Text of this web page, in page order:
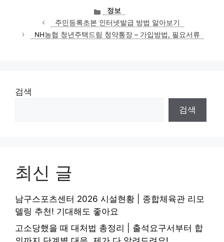
카
테
고
리
정보
주민등록초본 인터넷발급 방법 알아보기
NH농협 청년주택드림 청약통장 – 가입방법, 필요서류
검색
검색
최신 글
남구스포츠센터 2026 시설현황 | 종합체육관 리모
델링 추천! 기대해도 좋아요
고소당했을 때 대처법 총정리 | 출석요구서부터 합